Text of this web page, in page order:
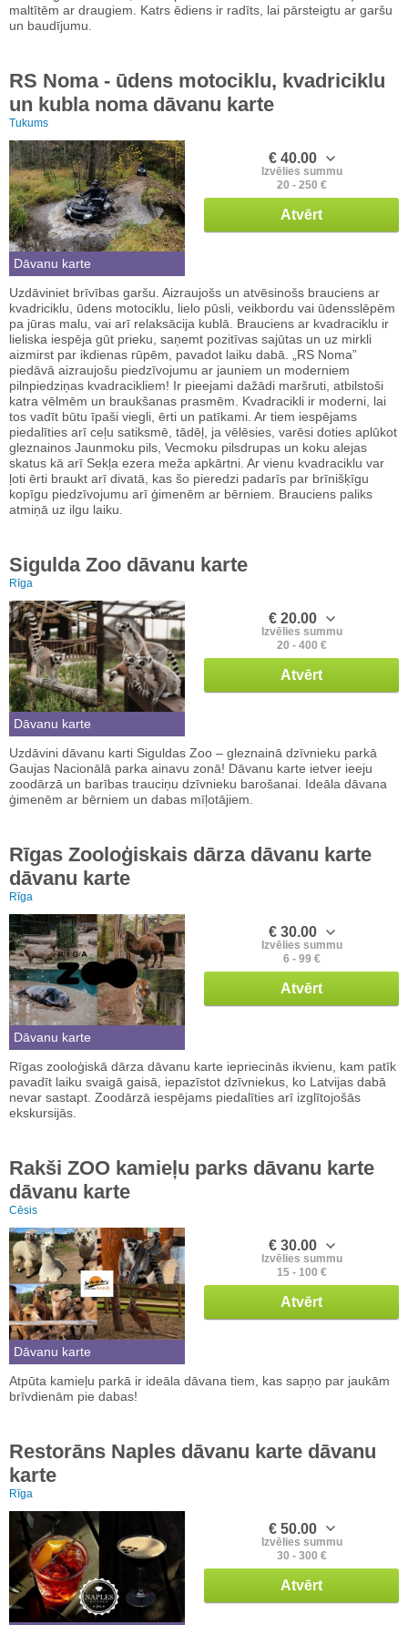
maltītēm ar draugiem. Katrs ēdiens ir radīts, lai pārsteigtu ar garšu
un baudījumu.
RS Noma - ūdens motociklu, kvadriciklu
un kubla noma dāvanu karte
Tukums
Dāvanu karte
€ 40.00
Izvēlies summu
20 - 250 €
Atvērt
Uzdāviniet brīvības garšu. Aizraujošs un atvēsinošs brauciens ar
kvadriciklu, ūdens motociklu, lielo pūsli, veikbordu vai ūdensslēpēm
pa jūras malu, vai arī relaksācija kublā. Brauciens ar kvadraciklu ir
lieliska iespēja gūt prieku, saņemt pozitīvas sajūtas un uz mirkli
aizmirst par ikdienas rūpēm, pavadot laiku dabā. „RS Noma”
piedāvā aizraujošu piedzīvojumu ar jauniem un moderniem
pilnpiedziņas kvadracikliem! Ir pieejami dažādi maršruti, atbilstoši
katra vēlmēm un braukšanas prasmēm. Kvadracikli ir moderni, lai
tos vadīt būtu īpaši viegli, ērti un patīkami. Ar tiem iespējams
piedalīties arī ceļu satiksmē, tādēļ, ja vēlēsies, varēsi doties aplūkot
gleznainos Jaunmoku pils, Vecmoku pilsdrupas un koku alejas
skatus kā arī Sekļa ezera meža apkārtni. Ar vienu kvadraciklu var
ļoti ērti braukt arī divatā, kas šo pieredzi padarīs par brīnišķīgu
kopīgu piedzīvojumu arī ģimenēm ar bērniem. Brauciens paliks
atmiņā uz ilgu laiku.
Sigulda Zoo dāvanu karte
Rīga
Dāvanu karte
€ 20.00
Izvēlies summu
20 - 400 €
Atvērt
Uzdāvini dāvanu karti Siguldas Zoo – gleznainā dzīvnieku parkā
Gaujas Nacionālā parka ainavu zonā! Dāvanu karte ietver ieeju
zoodārzā un barības trauciņu dzīvnieku barošanai. Ideāla dāvana
ģimenēm ar bērniem un dabas mīļotājiem.
Rīgas Zooloģiskais dārza dāvanu karte
dāvanu karte
Rīga
Dāvanu karte
€ 30.00
Izvēlies summu
6 - 99 €
Atvērt
Rīgas zooloģiskā dārza dāvanu karte iepriecinās ikvienu, kam patīk
pavadīt laiku svaigā gaisā, iepazīstot dzīvniekus, ko Latvijas dabā
nevar sastapt. Zoodārzā iespējams piedalīties arī izglītojošās
ekskursijās.
Rakši ZOO kamieļu parks dāvanu karte
dāvanu karte
Cēsis
Dāvanu karte
€ 30.00
Izvēlies summu
15 - 100 €
Atvērt
Atpūta kamieļu parkā ir ideāla dāvana tiem, kas sapņo par jaukām
brīvdienām pie dabas!
Restorāns Naples dāvanu karte dāvanu
karte
Rīga
€ 50.00
Izvēlies summu
30 - 300 €
Atvērt